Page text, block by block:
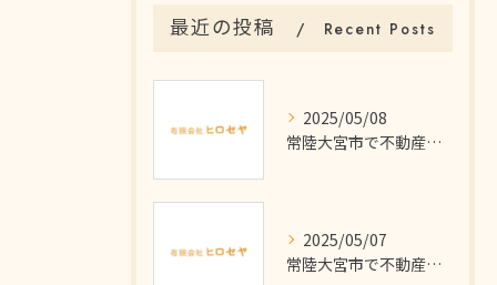
最近の投稿 Recent Posts
2025/05/08
常陸大宮市で不動産を探す～建売住宅 その２～
2025/05/07
常陸大宮市で不動産購入～住宅ローン その３～